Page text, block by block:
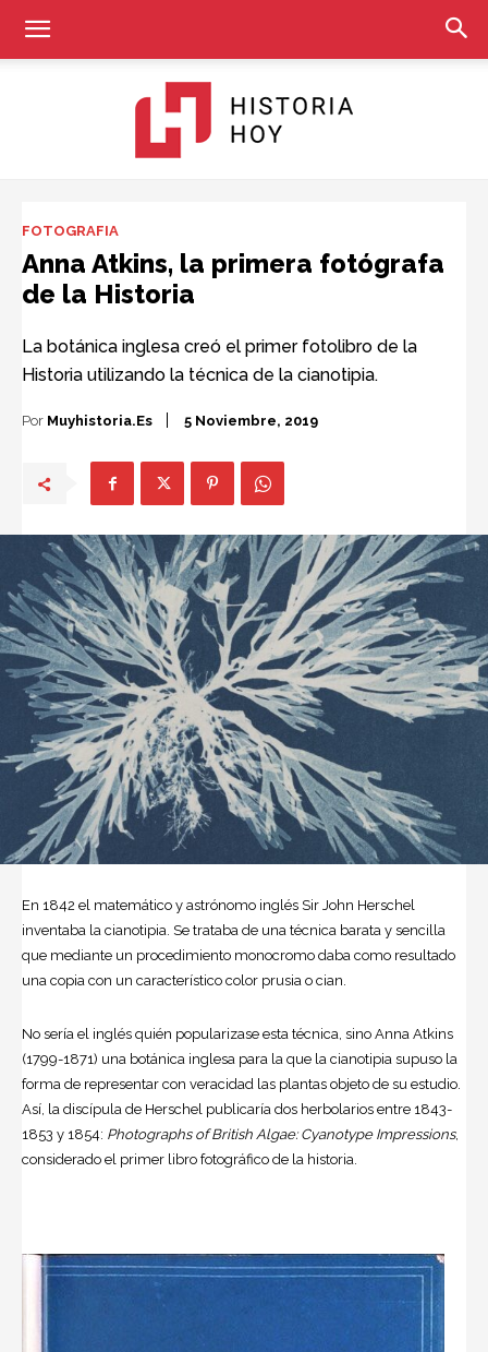
FOTOGRAFIA
Anna Atkins, la primera fotógrafa
de la Historia
La botánica inglesa creó el primer fotolibro de la
Historia utilizando la técnica de la cianotipia.
Por Muyhistoria.es 5 Noviembre, 2019
En 1842 el matemático y astrónomo inglés Sir John Herschel
inventaba la cianotipia. Se trataba de una técnica barata y sencilla
que mediante un procedimiento monocromo daba como resultado
una copia con un característico color prusia o cian.
No sería el inglés quién popularizase esta técnica, sino Anna Atkins
(1799-1871) una botánica inglesa para la que la cianotipia supuso la
forma de representar con veracidad las plantas objeto de su estudio.
Así, la discípula de Herschel publicaría dos herbolarios entre 1843-
1853 y 1854: Photographs of British Algae: Cyanotype Impressions,
considerado el primer libro fotográfico de la historia.